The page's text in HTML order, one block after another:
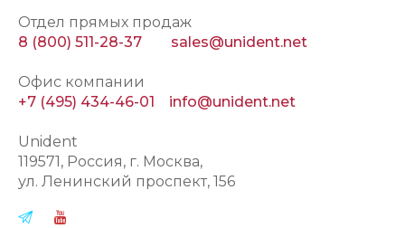
Отдел прямых продаж
8 (800) 511-28-37
sales@unident.net
Офис компании
+7 (495) 434-46-01
info@unident.net
Unident
119571, Россия, г. Москва,
ул. Ленинский проспект, 156